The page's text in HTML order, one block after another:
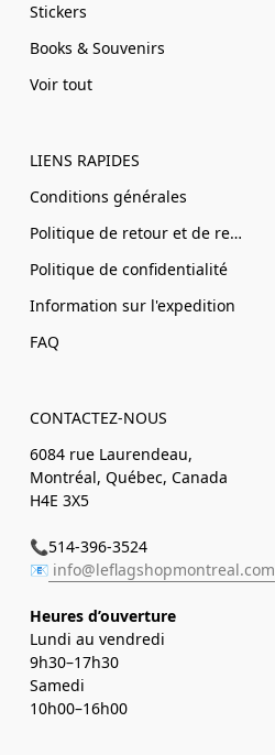
Stickers
Books & Souvenirs
Voir tout
LIENS RAPIDES
Conditions générales
Politique de retour et de remboursement
Politique de confidentialité
Information sur l'expedition
FAQ
CONTACTEZ-NOUS
6084 rue Laurendeau,
Montréal, Québec, Canada
H4E 3X5
📞514-396-3524
📧 info@leflagshopmontreal.com
Heures d’ouverture
Lundi au vendredi
9h30–17h30
Samedi
10h00–16h00